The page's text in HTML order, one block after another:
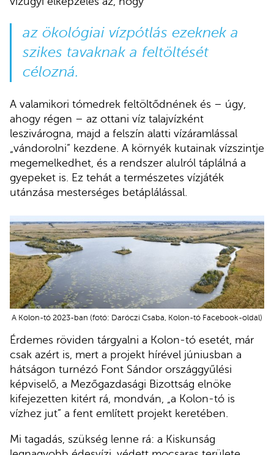
az ökológiai vízpótlás ezeknek a
szikes tavaknak a feltöltését
célozná.
A valamikori tómedrek feltöltődnének és – úgy,
ahogy régen – az ottani víz talajvízként
leszivárogna, majd a felszín alatti vízáramlással
„vándorolni” kezdene. A környék kutainak vízszintje
megemelkedhet, és a rendszer alulról táplálná a
gyepeket is. Ez tehát a természetes vízjáték
utánzása mesterséges betáplálással.
A Kolon-tó 2023-ban (fotó: Daróczi Csaba, Kolon-tó Facebook-oldal)
Érdemes röviden tárgyalni a Kolon-tó esetét, már
csak azért is, mert a projekt hírével júniusban a
hátságon turnézó Font Sándor országgyűlési
képviselő, a Mezőgazdasági Bizottság elnöke
kifejezetten kitért rá, mondván, „a Kolon-tó is
vízhez jut” a fent említett projekt keretében.
Mi tagadás, szükség lenne rá: a Kiskunság